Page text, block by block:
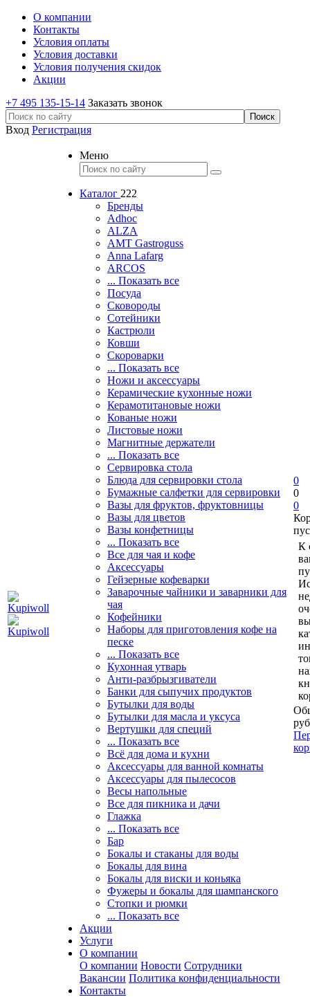
О компании
Контакты
Условия оплаты
Условия доставки
Условия получения скидок
Акции
+7 495 135-15-14 Заказать звонок
Вход Регистрация
Меню
Каталог 222
Бренды
Adhoc
ALZA
AMT Gastroguss
Anna Lafarg
ARCOS
... Показать все
Посуда
Сковороды
Сотейники
Кастрюли
Ковши
Скороварки
... Показать все
Ножи и аксессуары
Керамические кухонные ножи
Керамотитановые ножи
Кованые ножи
Листовые ножи
Магнитные держатели
... Показать все
Сервировка стола
Блюда для сервировки стола
Бумажные салфетки для сервировки
Вазы для фруктов, фруктовницы
Вазы для цветов
Вазы конфетницы
... Показать все
Все для чая и кофе
Аксессуары
Гейзерные кофеварки
Заварочные чайники и заварники для
чая
Кофейники
Наборы для приготовления кофе на
песке
... Показать все
Кухонная утварь
Анти-разбрызгиватели
Банки для сыпучих продуктов
Бутылки для воды
Бутылки для масла и уксуса
Вертушки для специй
... Показать все
Всё для дома и кухни
Аксессуары для ванной комнаты
Аксессуары для пылесосов
Весы напольные
Все для пикника и дачи
Глажка
... Показать все
Бар
Бокалы и стаканы для воды
Бокалы для вина
Бокалы для виски и коньяка
Фужеры и бокалы для шампанского
Стопки и рюмки
... Показать все
Акции
Услуги
О компании
О компании Новости Сотрудники
Вакансии Политика конфиденциальности
Контакты
0
0
0
К